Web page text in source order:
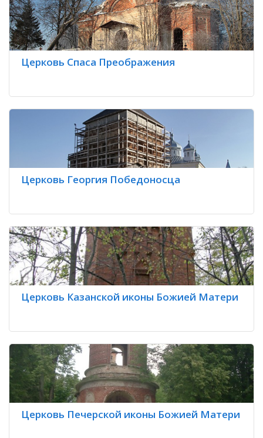
Церковь Спаса Преображения
Церковь Георгия Победоносца
Церковь Казанской иконы Божией Матери
Церковь Печерской иконы Божией Матери